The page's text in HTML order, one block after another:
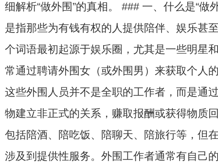
细解析“做外围”的真相。 ### 一、什么是“做
是指那些为有钱有权的人提供陪伴、娱乐甚
个词语最初起源于娱乐圈，尤其是一些明星
常通过聘请外围女（或外围男）来获取个人
这些外围人员并不是全职的工作者，而是通
物建立非正式的关系，赚取报酬或获得物质
包括陪酒、陪吃饭、陪聊天、陪旅行等，但
涉及到提供性服务。外围工作者通常有自己